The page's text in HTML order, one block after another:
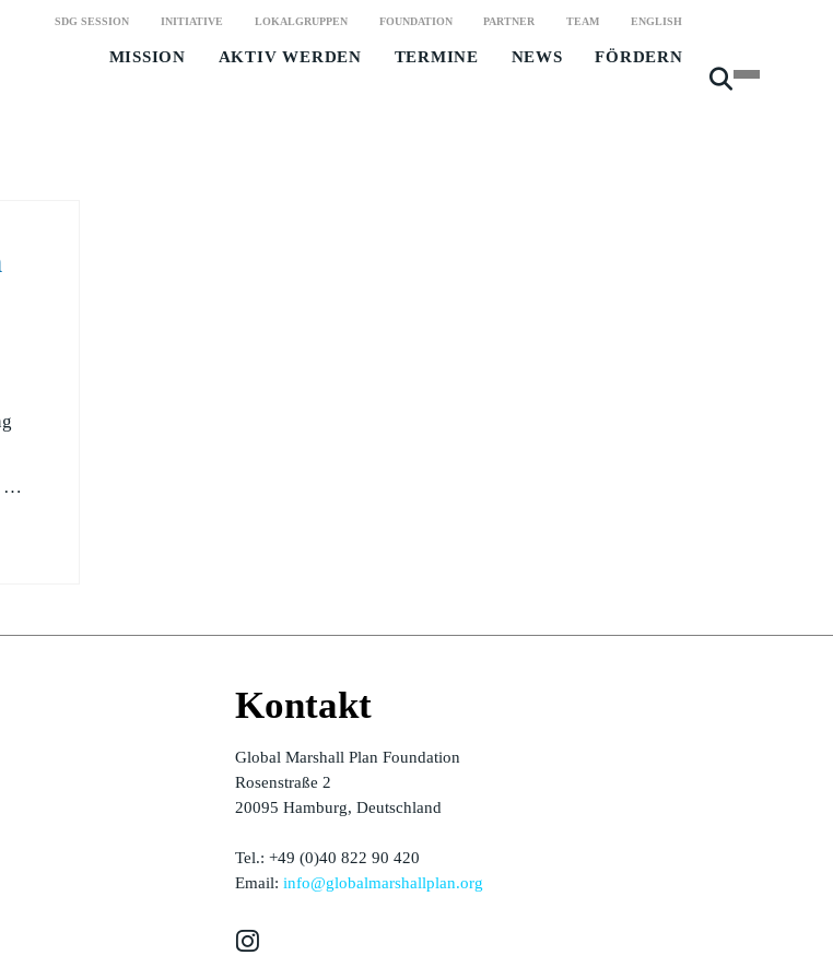
SDG SESSION INITIATIVE LOKALGRUPPEN FOUNDATION PARTNER TEAM ENGLISH
MISSION AKTIV WERDEN TERMINE NEWS FÖRDERN
…
Kontakt
Global Marshall Plan Foundation
Rosenstraße 2
20095 Hamburg, Deutschland
Tel.: +49 (0)40 822 90 420
Email: info@globalmarshallplan.org